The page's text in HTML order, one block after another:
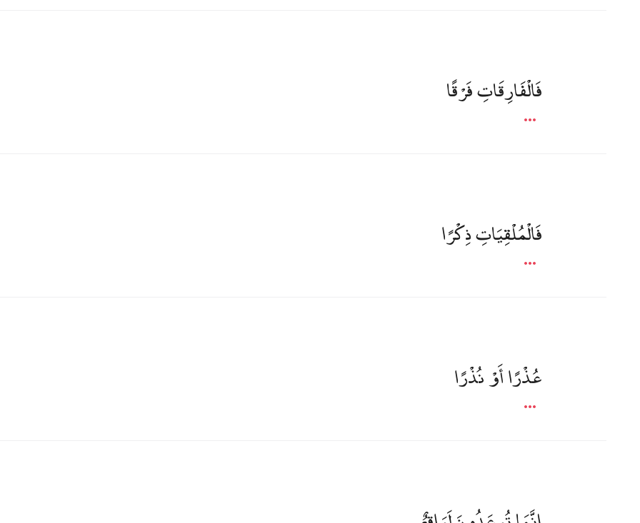
فَالْفَارِقَاتِ فَرْقًا
فَالْمُلْقِيَاتِ ذِكْرًا
عُذْرًا أَوْ نُذْرًا